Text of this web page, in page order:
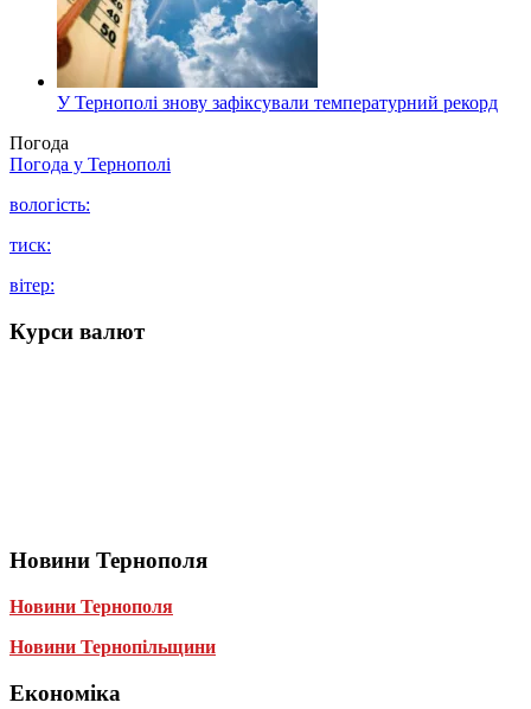
У Тернополі знову зафіксували температурний рекорд
Погода
Погода у Тернополі
вологість:
тиск:
вітер:
Курси валют
Новини Тернополя
Новини Тернополя
Новини Тернопільщини
Економіка